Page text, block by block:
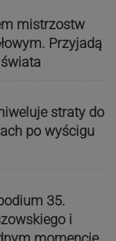
mistrzostw
Przyjadą
straty do
po wyścigu
35.
i